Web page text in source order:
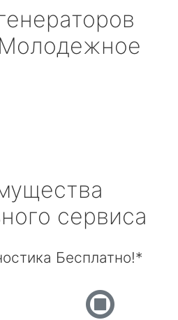
Молодежное
сервиса
Бесплатно!*